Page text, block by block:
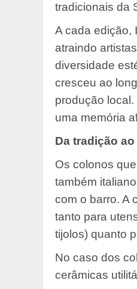
tradicionais da
A cada edição,
atraindo
diversidade
cresceu ao
produção
uma memória
Da tradição
Os colonos
também
com o barro. A
tanto para
tijolos) quanto
No caso dos
cerâmicas